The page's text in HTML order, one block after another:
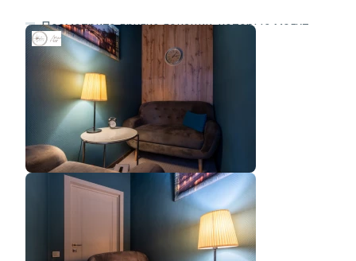
Посмотрите другие локации, которые могут
подходить под ваш запрос